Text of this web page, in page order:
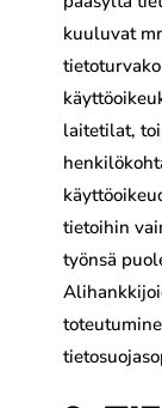
kuuluvat
laitetilat,
tietoihin
työnsä